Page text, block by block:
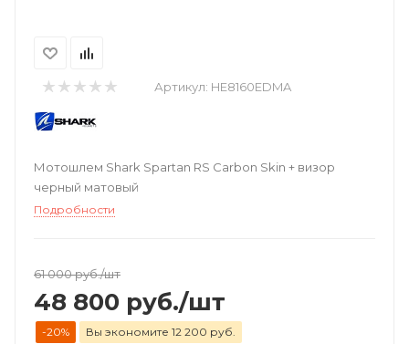
Артикул: HE8160EDMA
Мотошлем Shark Spartan RS Carbon Skin + визор
черный матовый
Подробности
61 000руб./шт
48 800 руб./шт
-20% Вы экономите 12 200 руб.